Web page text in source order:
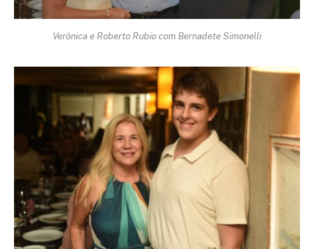
Verônica e Roberto Rubio com Bernadete Simonelli